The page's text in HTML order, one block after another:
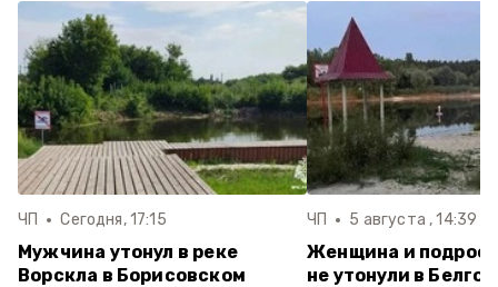
ЧП Сегодня, 17:15
Мужчина утонул в реке
Ворскла в Борисовском
ЧП 5 августа , 14:39
Женщина и
не утонули в